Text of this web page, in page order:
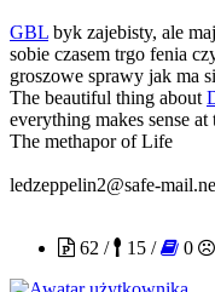
GBL byk zajebisty, ale
sobie czasem trgo fenia
groszowe sprawy jak ma
The beautiful thing about
everything makes sense at
The methapor of Life
ledzeppelin2@safe-
62 /
15 / 0